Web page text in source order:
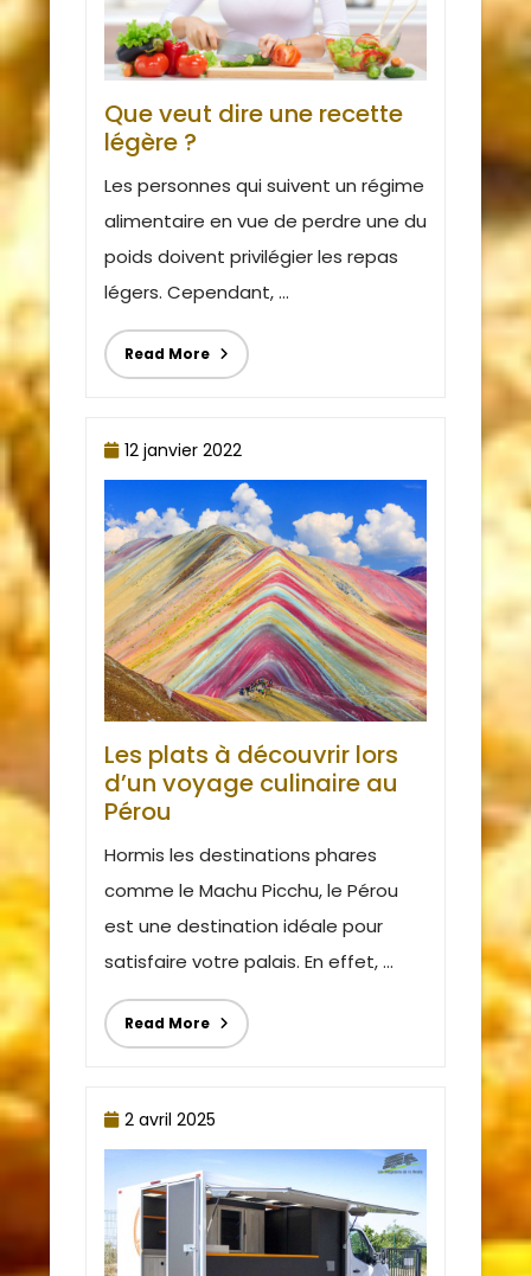
Que veut dire une recette
légère ?
Les personnes qui suivent un régime
alimentaire en vue de perdre une du
poids doivent privilégier les repas
légers. Cependant, ...
Read More
12 janvier 2022
Les plats à découvrir lors
d’un voyage culinaire au
Pérou
Hormis les destinations phares
comme le Machu Picchu, le Pérou
est une destination idéale pour
satisfaire votre palais. En effet, ...
Read More
2 avril 2025